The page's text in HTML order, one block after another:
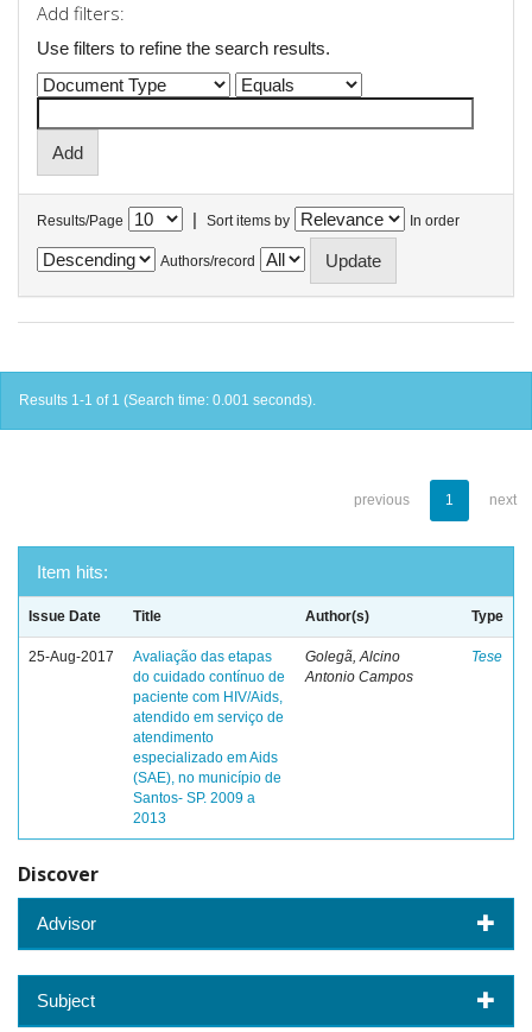
Add filters:
Use filters to refine the search results.
Results/Page | Sort items by In order
Authors/record
Results 1-1 of 1 (Search time: 0.001 seconds).
previous 1 next
Item hits:
Issue Date Title Author(s) Type
25-Aug-2017
Avaliação das etapas
do cuidado contínuo de
paciente com HIV/Aids,
atendido em serviço de
atendimento
especializado em Aids
(SAE), no município de
Santos- SP. 2009 a
2013
Golegã, Alcino
Antonio Campos
Tese
Discover
Advisor
Subject